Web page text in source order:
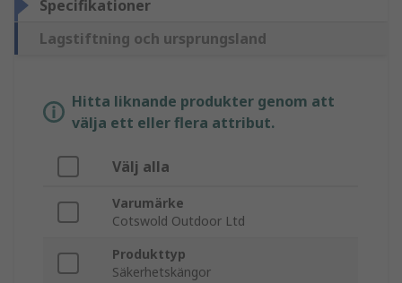
Specifikationer
Lagstiftning och ursprungsland
Hitta liknande produkter genom att
välja ett eller flera attribut.
Välj alla
Varumärke
Cotswold Outdoor Ltd
Produkttyp
Säkerhetskängor